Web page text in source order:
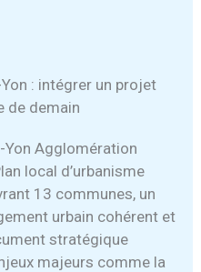
: intégrer un projet
de demain
Yon Agglomération
local d’urbanisme
13 communes, un
urbain cohérent et
stratégique
majeurs comme la